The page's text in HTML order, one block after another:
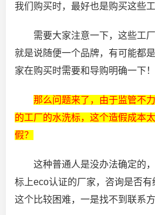
我们购买时，最好也是购买这些
需要大家注意一下，这些工
就是说随便一个品牌，有可能都
家在购买时需要和导购明确一下！
那么问题来了，由于监管不
的工厂的水洗标，这个造假成本
假？
这种普通人是没办法确定的
标上eco认证的厂家，咨询是否
这个比较困难，一是找不到联系